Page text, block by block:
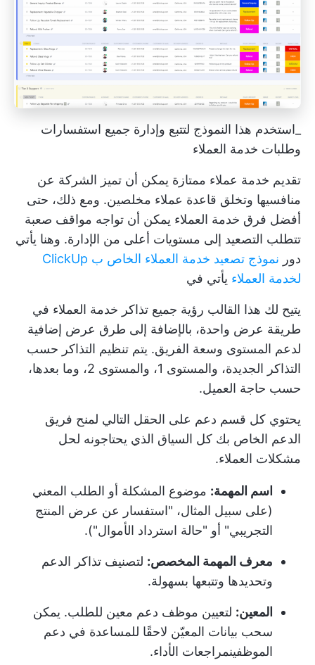
_استخدم هذا النموذج لتتبع وإدارة جميع استفسارات
وطلبات خدمة العملاء
تقديم خدمة عملاء ممتازة يمكن أن تميز الشركة عن
منافسيها وتخلق قاعدة عملاء مخلصين. ومع ذلك، حتى
أفضل فرق خدمة العملاء يمكن أن تواجه مواقف صعبة
تتطلب التصعيد إلى مستويات أعلى من الإدارة. وهنا يأتي
دور
نموذج تصعيد خدمة العملاء الخاص ب ClickUp
لخدمة العملاء يأتي في
يتيح لك هذا القالب رؤية جميع تذاكر خدمة العملاء في
طريقة عرض واحدة، بالإضافة إلى طرق عرض إضافية
لدعم المستوى وسعة الفريق. يتم تنظيم التذاكر حسب
التذاكر الجديدة، والمستوى 1، والمستوى 2، وما بعدها،
حسب حاجة العميل.
يحتوي كل قسم دعم على الحقل التالي لمنح فريق
الدعم الخاص بك كل السياق الذي يحتاجونه لحل
مشكلات العملاء.
اسم المهمة: موضوع المشكلة أو الطلب المعني
(على سبيل المثال، "استفسار عن عرض المنتج
التجريبي" أو "حالة استرداد الأموال").
معرف المهمة المخصص: لتصنيف تذاكر الدعم
وتحديدها وتتبعها بسهولة.
المعين: لتعيين موظف دعم معين للطلب. يمكن
سحب بيانات المعيّن لاحقًا للمساعدة في دعم
الموظفينمراجعات الأداء.